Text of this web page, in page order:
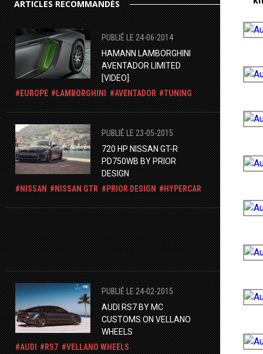
ARTICLES RECOMMANDÉS
PUBLIÉ LE 24-06-2014
HAMANN LAMBORGHINI
AVENTADOR LIMITED
[VIDEO].
EUROPE
LAMBORGHINI AVENTADOR TUNING
PUBLIÉ LE 23-05-2015
720 HP NISSAN GT-R
PD750WB BY PRIOR
DESIGN
NISSAN
NISSAN GTR PRIOR DESIGN HYPERCAR
PUBLIÉ LE 24-02-2015
AUDI RS7 BY MC
CUSTOMS ON VELLANO
WHEELS
AUDI
RS7 VELLANO WHEELS